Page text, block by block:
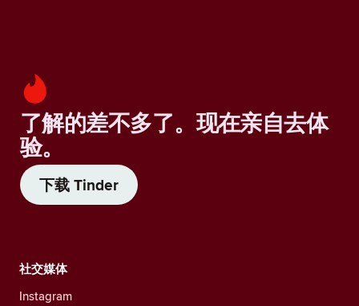
了解的差不多了。现在亲自去体
验。
下载 Tinder
社交媒体
Instagram